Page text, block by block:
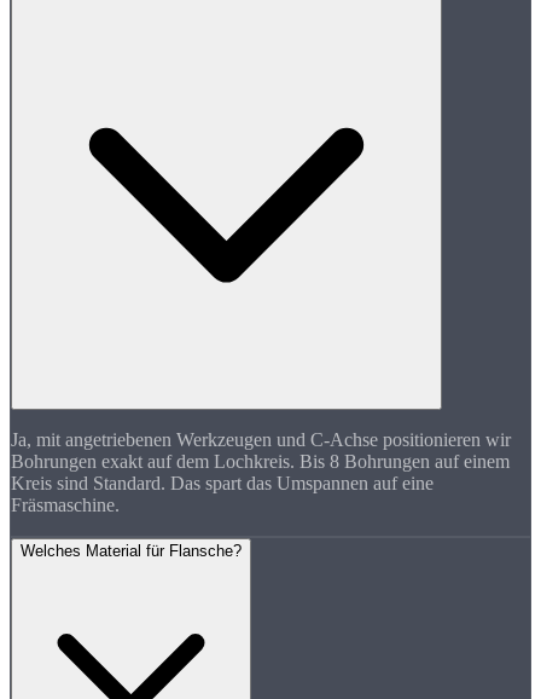
Ja, mit angetriebenen Werkzeugen und C-Achse positionieren wir
Bohrungen exakt auf dem Lochkreis. Bis 8 Bohrungen auf einem
Kreis sind Standard. Das spart das Umspannen auf eine
Fräsmaschine.
Welches Material für Flansche?